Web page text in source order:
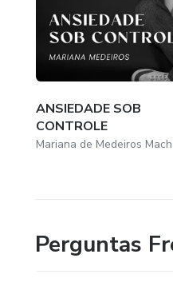
ANSIEDADE SOB
CONTROLE
Mariana de Medeiros
Perguntas